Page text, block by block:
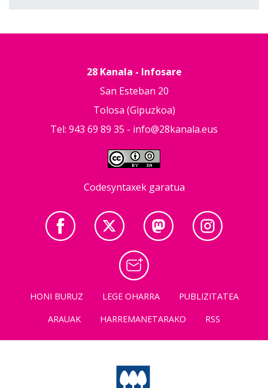
28 Kanala - Infosare
San Esteban 20
Tolosa (Gipuzkoa)
Tel: 943 69 89 35 - info@28kanala.eus
Codesyntaxek garatua
HONI BURUZ LEGE OHARRA
PUBLIZITATEA
ARAUAK
HARREMANETARAKO RSS